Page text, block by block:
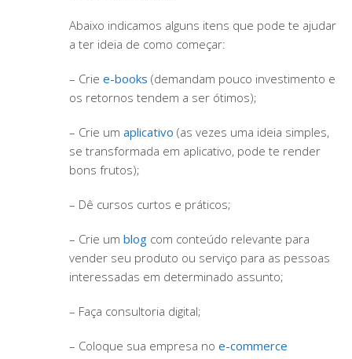
Abaixo indicamos alguns itens que pode te ajudar
a ter ideia de como começar:
– Crie e-books (demandam pouco investimento e
os retornos tendem a ser ótimos);
– Crie um aplicativo (as vezes uma ideia simples,
se transformada em aplicativo, pode te render
bons frutos);
– Dê cursos curtos e práticos;
– Crie um blogcom conteúdo relevante para
vender seu produto ou serviço para as pessoas
interessadas em determinado assunto;
– Faça consultoria digital;
– Coloque sua empresa no e-commerce